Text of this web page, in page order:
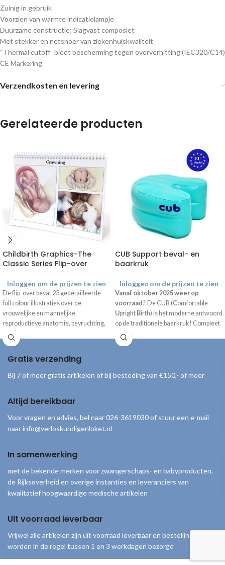
Zuinig in gebruik
Voorzien van warmte indicatielampje
Duurzame constructie; Slagvast composiet
Met stekker en netsnoer van ziekenhuiskwaliteit
“Thermal cutoff” biedt bescherming tegen oververhitting (IEC320/C14)
CE Markering
Verzendkosten en levering
Gerelateerde producten
Childbirth Graphics-The
Classic Series Flip-over
Inloggen om de prijzen te zien
De flip-over bevat 23 gedetailleerde
full colour illustraties over de
vrouwelijke en mannelijke
reproductieve anatomie, bevruchting,
ontwikkeling van de foetus,
veranderingen tijdens de
zwangerschap, geboorte en
verschijningsvormen van de baby. De
onderzijde kan zo worden gevouwen
Afmeting: 27,9 cm x 21,6 cm. *Alleen
beschikbaar met Engelse tekst
CUB Support beval- en
baarkruk
Inloggen om de prijzen te zien
Vanaf oktober 2025 weer op
voorraad! De CUB (Comfortable
Upright Birth) is het moderne antwoord
op de traditionele baarkruk! Compleet
geleverd inclusief draagtas, handpomp
en gebruiksaanwijzing.
Gratis verzending
Bij 7 of meer gratis artikelen of bij besteding van €150,- of meer
Altijd bereikbaar
Voor vragen en advies, bel naar 026-3619030 of stuur een e-mail
naar info@verloskundigenloket.nl
In samenwerking
met de bekende merken voor zwangerschaps- en babyproducten,
de Rijksoverheid en overige instanties en leveranciers van
kwalitatief hoogwaardige medische artikelen
Uit voorraad leverbaar
Vrijwel alle artikelen zijn uit voorraad leverbaar en bestellingen
worden in de regel tussen 1 en 3 werkdagen bezorgd